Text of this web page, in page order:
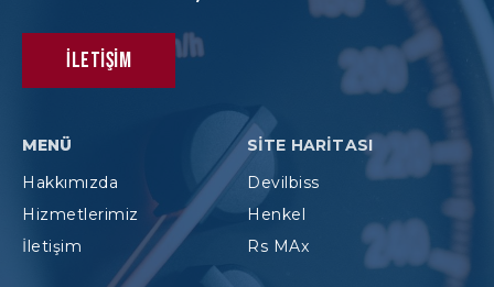
İletişim
MENÜ
Hakkımızda
Hizmetlerimiz
İletişim
SITE HARITASI
Devilbiss
Henkel
Rs MAx